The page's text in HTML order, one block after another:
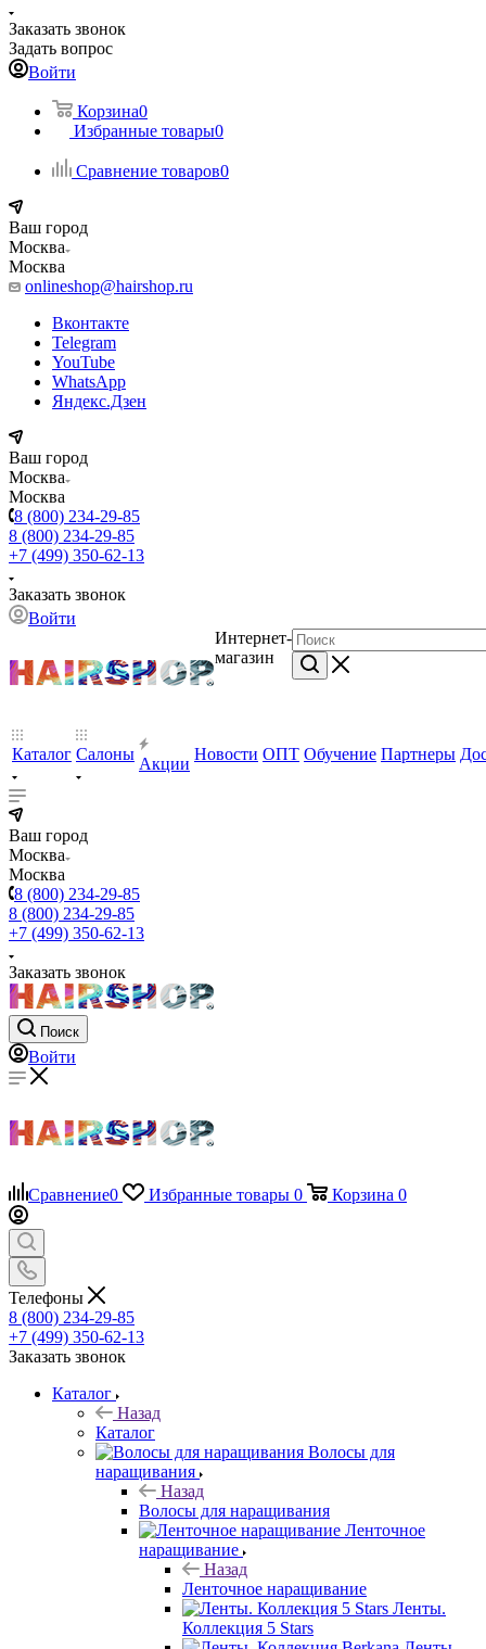
Заказать звонок
Задать вопрос
Войти
Корзина0
Избранные товары0
Сравнение товаров0
Ваш город
Москва
Москва
onlineshop@hairshop.ru
Вконтакте
Telegram
YouTube
WhatsApp
Яндекс.Дзен
Ваш город
Москва
Москва
8 (800) 234-29-85
8 (800) 234-29-85
+7 (499) 350-62-13
Заказать звонок
Войти
Интернет-
магазин
Каталог Салоны
Акции
Новости ОПТ Обучение Партнеры
Ваш город
Москва
Москва
8 (800) 234-29-85
8 (800) 234-29-85
+7 (499) 350-62-13
Заказать звонок
Поиск
Войти
Сравнение0 Избранные товары 0 Корзина 0
Телефоны
8 (800) 234-29-85
+7 (499) 350-62-13
Заказать звонок
Каталог
Назад
Каталог
Волосы для
наращивания
Назад
Волосы для наращивания
Ленточное
наращивание
Назад
Ленточное наращивание
Ленты.
Коллекция 5 Stars